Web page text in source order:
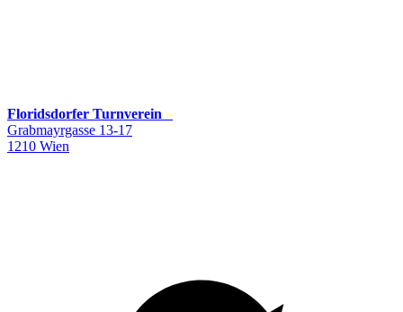
Floridsdorfer Turnverein »
Grabmayrgasse 13-17
1210 Wien